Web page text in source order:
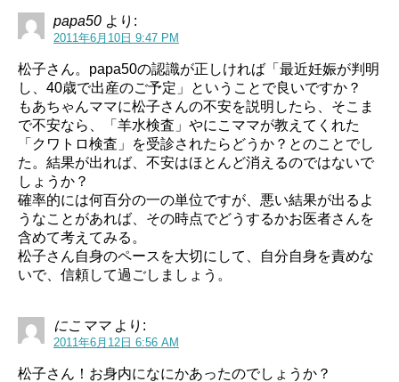
papa50 より:
2011年6月10日 9:47 PM
松子さん。papa50の認識が正しければ「最近妊娠が判明
し、40歳で出産のご予定」ということで良いですか？
もあちゃんママに松子さんの不安を説明したら、そこま
で不安なら、「羊水検査」やにこママが教えてくれた
「クワトロ検査」を受診されたらどうか？とのことでし
た。結果が出れば、不安はほとんど消えるのではないで
しょうか？
確率的には何百分の一の単位ですが、悪い結果が出るよ
うなことがあれば、その時点でどうするかお医者さんを
含めて考えてみる。
松子さん自身のペースを大切にして、自分自身を責めな
いで、信頼して過ごしましょう。
にこママ より:
2011年6月12日 6:56 AM
松子さん！お身内になにかあったのでしょうか？